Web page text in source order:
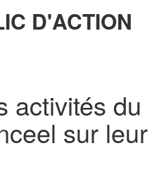
D'ACTION
activités du
sur leur